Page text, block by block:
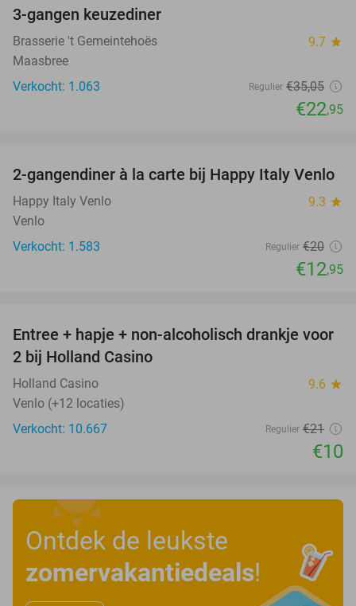
3-gangen keuzediner
Brasserie 't Gemeintehoës 9.7 star
Maasbree
Verkocht: 1.063
Regulier €35,05
€22,95
35%
2-gangendiner à la carte bij Happy Italy Venlo
Happy Italy Venlo 9.3 star
Venlo
Verkocht: 1.583
Regulier €20
€12,95
52%
Entree + hapje + non-alcoholisch drankje voor
2 bij Holland Casino
Holland Casino 9.6 star
Venlo (+12 locaties)
Verkocht: 10.667
Regulier €21
€10
Ontdek de leukste
zomervakantiedeals!